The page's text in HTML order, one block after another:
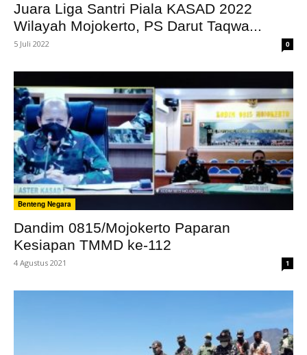
Juara Liga Santri Piala KASAD 2022
Wilayah Mojokerto, PS Darut Taqwa...
5 Juli 2022 0
Benteng Negara
Dandim 0815/Mojokerto Paparan
Kesiapan TMMD ke-112
4 Agustus 2021 1